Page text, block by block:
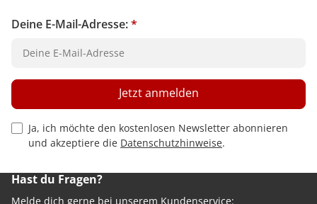
Deine E-Mail-Adresse:*
Privacy Policy Checkbox
Ja, ich möchte den kostenlosen Newsletter abonnieren
und akzeptiere die Datenschutzhinweise.
Jetzt anmelden
Hast du Fragen?
Melde dich gerne bei unserem Kundenservice: